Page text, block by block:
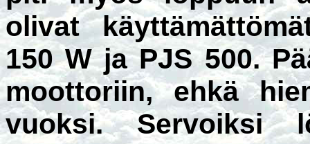
olivat
150 W ja PJS 500.
moottoriin, ehkä
vuoksi. Servoiksi